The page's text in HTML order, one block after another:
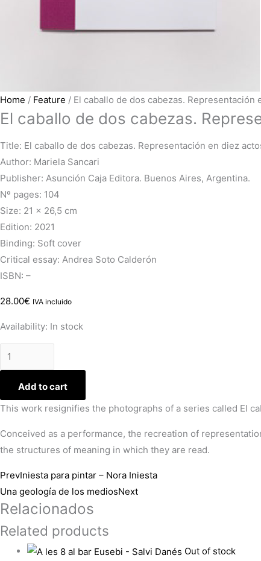
Home / Feature / El caballo de dos cabezas. Representación
El caballo de dos cabezas.
Title: El caballo de dos cabezas. Representación en diez
Author: Mariela Sancari
Publisher: Asunción Caja Editora. Buenos Aires, Argentina.
Nº pages: 104
Size: 21 x 26,5 cm
Edition: 2021
Binding: Soft cover
Critical essay: Andrea Soto Calderón
ISBN: –
28.00€ IVA incluido
Availability: In stock
Add to cart
This work resignifies the photographs of a series called El
Conceived as a performance, the recreation of
the structures of meaning in which they are read.
PrevIniesta para pintar – Nora Iniesta
Una geología de los mediosNext
Relacionados
Related products
Out of stock